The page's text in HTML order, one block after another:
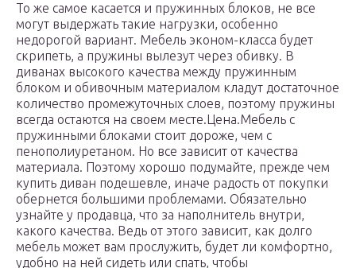
То же самое касается и пружинных блоков, не все
могут выдержать такие нагрузки, особенно
недорогой вариант. Мебель эконом-класса будет
скрипеть, а пружины вылезут через обивку. В
диванах высокого качества между пружинным
блоком и обивочным материалом кладут достаточное
количество промежуточных слоев, поэтому пружины
всегда остаются на своем месте.Цена.Мебель с
пружинными блоками стоит дороже, чем с
пенополиуретаном. Но все зависит от качества
материала. Поэтому хорошо подумайте, прежде чем
купить диван подешевле, иначе радость от покупки
обернется большими проблемами. Обязательно
узнайте у продавца, что за наполнитель внутри,
какого качества. Ведь от этого зависит, как долго
мебель может вам прослужить, будет ли комфортно,
удобно на ней сидеть или спать, чтобы